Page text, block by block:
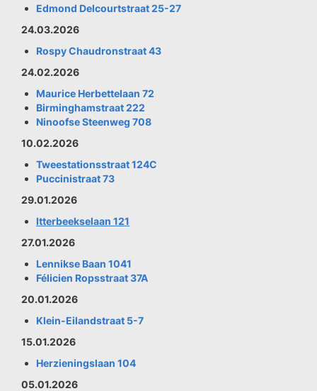
Edmond Delcourtstraat 25-27
24.03.2026
Rospy Chaudronstraat 43
24.02.2026
Maurice Herbettelaan 72
Birminghamstraat 222
Ninoofse Steenweg 708
10.02.2026
Tweestationsstraat 124C
Puccinistraat 73
29.01.2026
Itterbeekselaan 121
27.01.2026
Lennikse Baan 1041
Félicien Ropsstraat 37A
20.01.2026
Klein-Eilandstraat 5-7
15.01.2026
Herzieningslaan 104
05.01.2026